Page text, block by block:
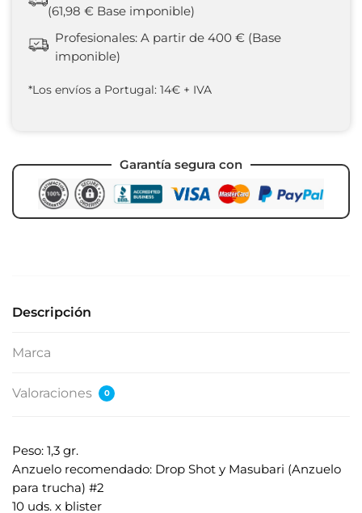
(61,98 € Base imponible)
Profesionales: A partir de 400 € (Base
imponible)
*Los envíos a Portugal: 14€ + IVA
Garantía segura con
Descripción
Marca
Valoraciones 0
Peso: 1,3 gr.
Anzuelo recomendado: Drop Shot y Masubari (Anzuelo
para trucha) #2
10 uds. x blister